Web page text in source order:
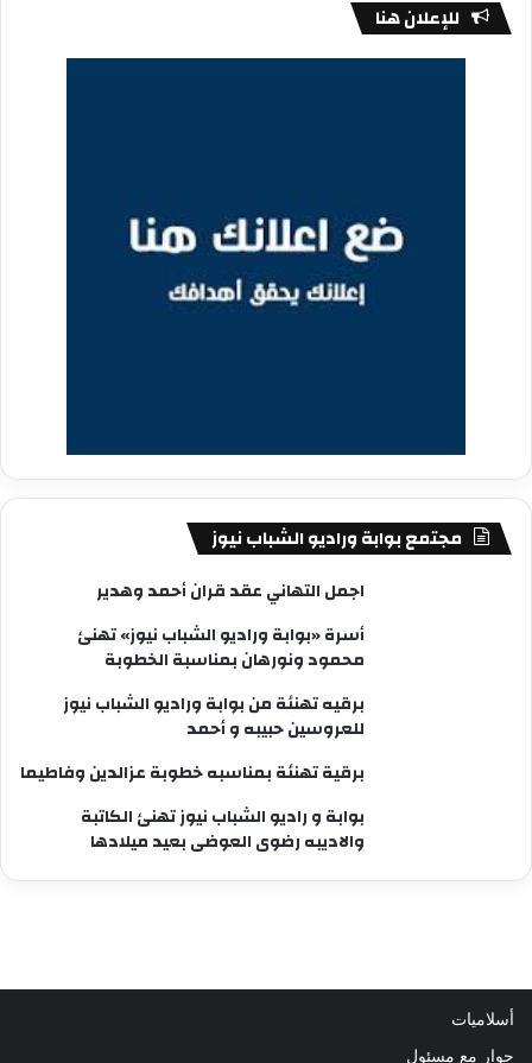
للإعلان هنا
مجتمع بوابة وراديو الشباب نيوز
اجمل التهاني عقد قران أحمد وهدير
أسرة «بوابة وراديو الشباب نيوز» تهنئ
محمود ونورهان بمناسبة الخطوبة
برقيه تهنئة من بوابة وراديو الشباب نيوز
للعروسين حبيبه و أحمد
برقية تهنئة بمناسبه خطوبة عزالدين وفاطيما
بوابة و راديو الشباب نيوز تهنئ الكاتبة
والاديبه رضوى العوضى بعيد ميلادها
أسلاميات
حوار مع مسئول